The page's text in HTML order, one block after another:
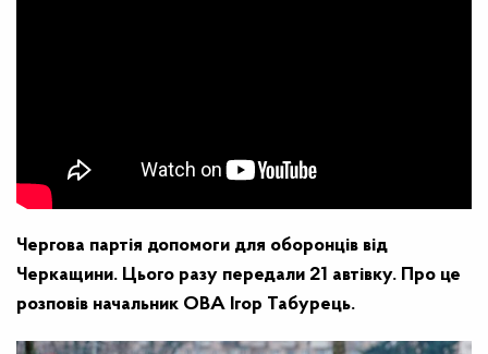
Чергова партія допомоги для оборонців від
Черкащини. Цього разу передали 21 автівку. Про це
розповів начальник ОВА Ігор Табурець.